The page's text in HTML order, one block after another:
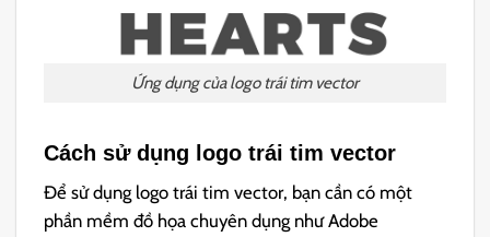
Ứng dụng của logo trái tim vector
Cách sử dụng logo trái tim vector
Để sử dụng logo trái tim vector, bạn cần có một
phần mềm đồ họa chuyên dụng như Adobe